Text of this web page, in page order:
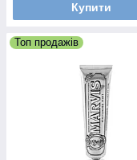
Купити
Топ продажів